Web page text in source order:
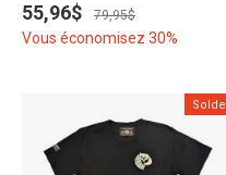
55,96$ 79,95$
Vous économisez 30%
Solde